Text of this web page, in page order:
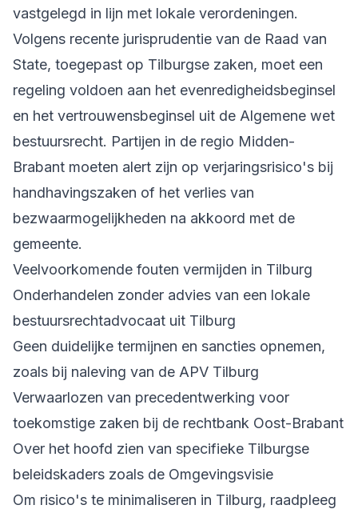
vastgelegd in lijn met lokale verordeningen.
Volgens recente jurisprudentie van de Raad van
State, toegepast op Tilburgse zaken, moet een
regeling voldoen aan het evenredigheidsbeginsel
en het vertrouwensbeginsel uit de Algemene wet
bestuursrecht. Partijen in de regio Midden-
Brabant moeten alert zijn op verjaringsrisico's bij
handhavingszaken of het verlies van
bezwaarmogelijkheden na akkoord met de
gemeente.
Veelvoorkomende fouten vermijden in Tilburg
Onderhandelen zonder advies van een lokale
bestuursrechtadvocaat uit Tilburg
Geen duidelijke termijnen en sancties opnemen,
zoals bij naleving van de APV Tilburg
Verwaarlozen van precedentwerking voor
toekomstige zaken bij de rechtbank Oost-Brabant
Over het hoofd zien van specifieke Tilburgse
beleidskaders zoals de Omgevingsvisie
Om risico's te minimaliseren in Tilburg, raadpleeg